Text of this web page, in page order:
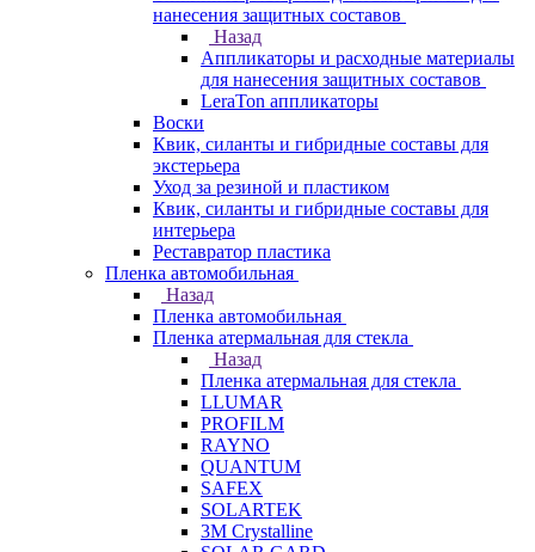
нанесения защитных составов
Назад
Аппликаторы и расходные материалы
для нанесения защитных составов
LeraTon аппликаторы
Воски
Квик, силанты и гибридные составы для
экстерьера
Уход за резиной и пластиком
Квик, силанты и гибридные составы для
интерьера
Реставратор пластика
Пленка автомобильная
Назад
Пленка автомобильная
Пленка атермальная для стекла
Назад
Пленка атермальная для стекла
LLUMAR
PROFILM
RAYNO
QUANTUM
SAFEX
SOLARTEK
3M Crystalline